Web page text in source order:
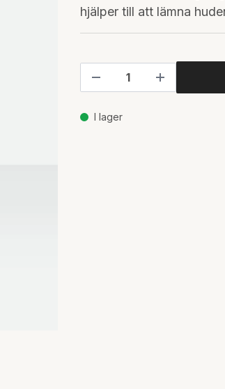
hjälper till att lämna
I lager